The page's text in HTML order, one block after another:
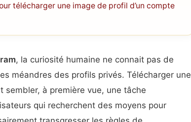
télécharger une image de profil d’un compte
, la curiosité humaine ne connait pas de
méandres des profils privés. Télécharger une
sembler, à première vue, une tâche
qui recherchent des moyens pour